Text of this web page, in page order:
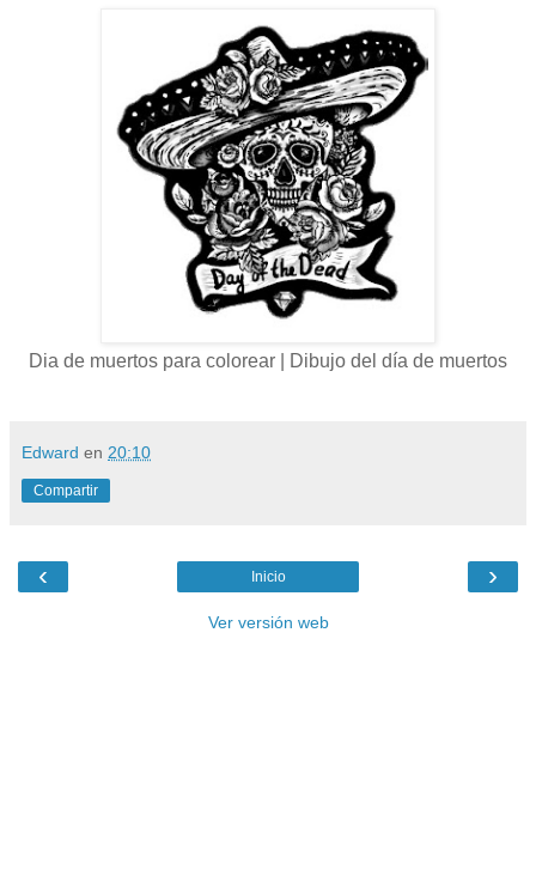
Dia de muertos para colorear | Dibujo del día de muertos
Edward en 20:10
Compartir
‹ ›
Inicio
Ver versión web